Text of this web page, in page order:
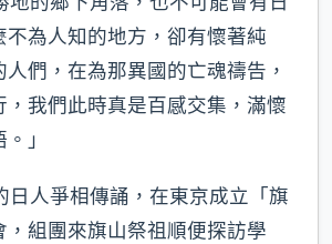
不為人知的地方，卻有懷著純
們，在為那異國的亡魂禱告，
，我們此時真是百感交集，滿懷
」
人爭相傳誦，在東京成立「旗
，組團來旗山祭祖順便探訪學